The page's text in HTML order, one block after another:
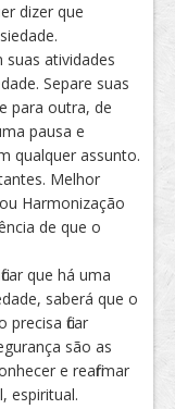
dizer que
suas atividades
Separe suas
para outra, de
pausa e
qualquer assunto.
Melhor
Harmonização
de que o
que há uma
saberá que o
ficar
são as
e reafirmar
espiritual.